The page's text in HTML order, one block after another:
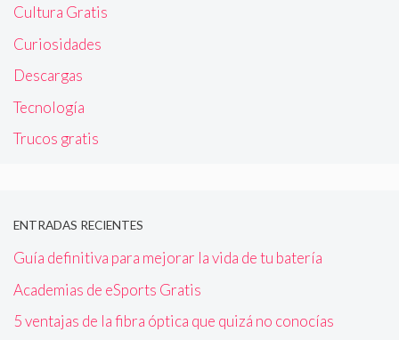
Cultura Gratis
Curiosidades
Descargas
Tecnología
Trucos gratis
ENTRADAS RECIENTES
Guía definitiva para mejorar la vida de tu batería
Academias de eSports Gratis
5 ventajas de la fibra óptica que quizá no conocías